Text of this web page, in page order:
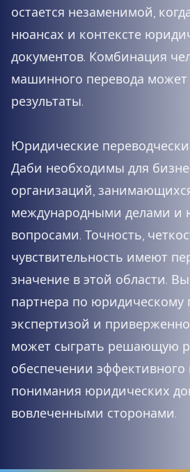
остается незаменимой,
нюансах и контексте
документов. Комбинация
машинного перевода может
результаты.
Юридические
Даби необходимы для
организаций,
международными делами и
вопросами. Точность,
чувствительность имеют
значение в этой области.
партнера по юридическому
экспертизой и
может сыграть решающую
обеспечении эффективного
понимания юридических
вовлеченными сторонами.